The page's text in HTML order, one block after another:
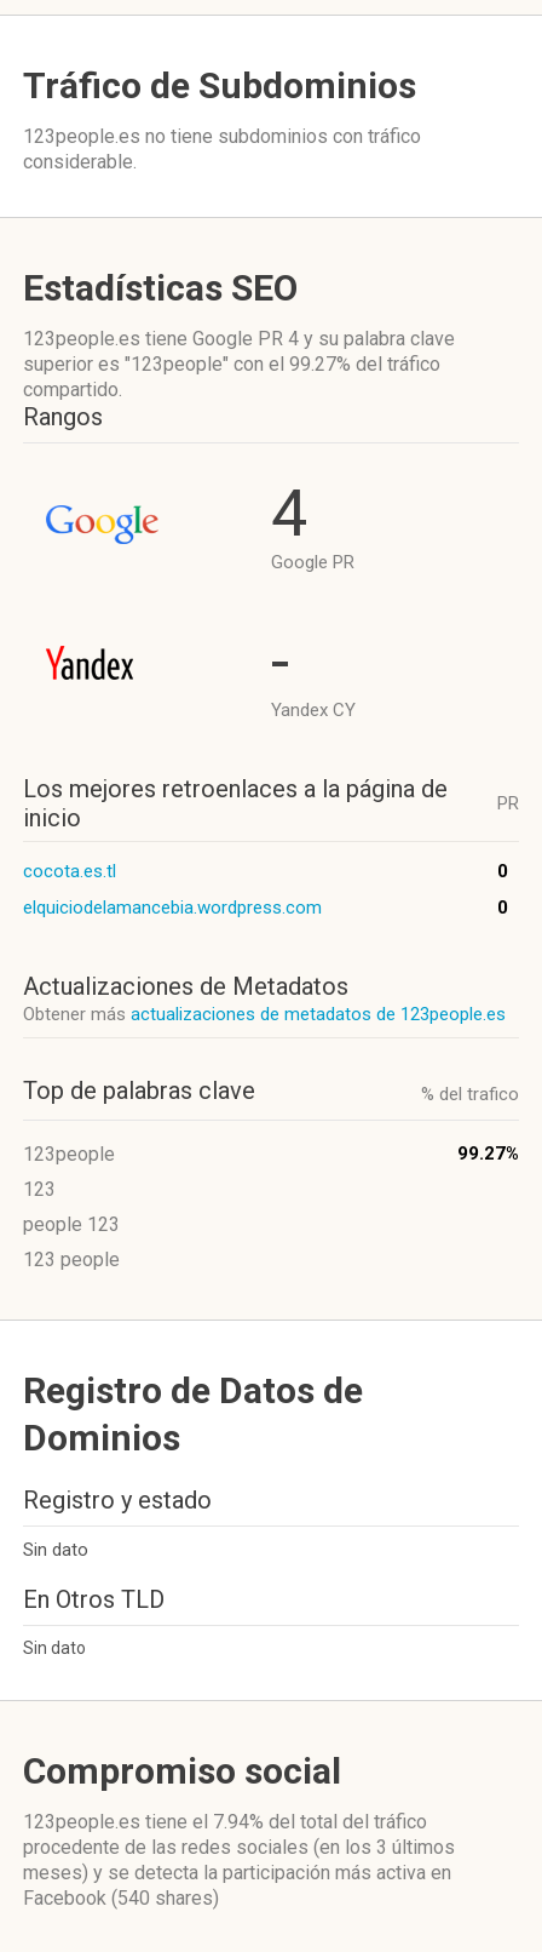
Tráfico de Subdominios
123people.es no tiene subdominios con tráfico
considerable.
Estadísticas SEO
123people.es tiene Google PR 4 y su palabra clave
superior es "123people" con el 99.27% del tráfico
compartido.
Rangos
4
Google PR
-
Yandex CY
Los mejores retroenlaces a la página de
inicio
PR
cocota.es.tl
0
elquiciodelamancebia.wordpress.com
0
Actualizaciones de Metadatos
Obtener más actualizaciones de metadatos de 123people.es
Top de palabras clave % del trafico
123people 99.27%
123
people 123
123 people
Registro de Datos de
Dominios
Registro y estado
Sin dato
En Otros TLD
Sin dato
Compromiso social
123people.es tiene el 7.94% del total del tráfico
procedente de las redes sociales (en los 3 últimos
meses) y se detecta la participación más activa en
Facebook (540 shares)